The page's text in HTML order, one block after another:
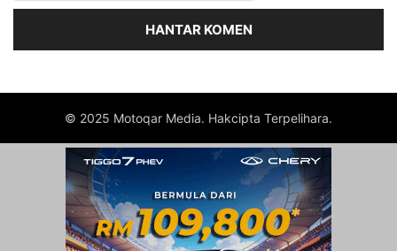
© 2025 Motoqar Media. Hakcipta Terpelihara.